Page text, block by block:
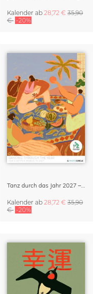
Kalender ab 28,72 € 35,90
€ -20%
Tanz durch das Jahr 2027 – Kunstkalender von Arty Guava
Kalender ab 28,72 € 35,90
€ -20%